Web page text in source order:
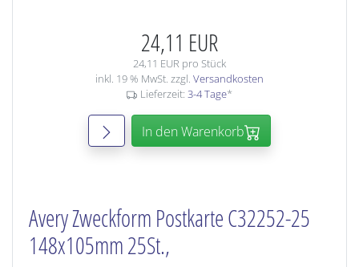
24,11 EUR
24,11 EUR pro Stück
inkl. 19 % MwSt. zzgl. Versandkosten
Lieferzeit: 3-4 Tage*
In den Warenkorb
Avery Zweckform Postkarte C32252-25
148x105mm 25St.,